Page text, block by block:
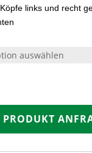
links und recht
PRODUKT